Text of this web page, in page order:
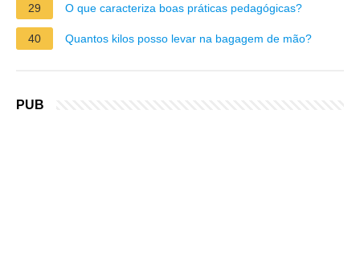
29 O que caracteriza boas práticas pedagógicas?
40 Quantos kilos posso levar na bagagem de mão?
PUB